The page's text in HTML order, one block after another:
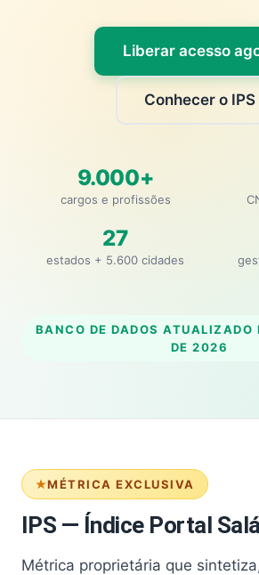
Liberar acesso
Conhecer o IPS
9.000+
cargos e profissões
27
estados + 5.600 cidades
BANCO DE DADOS ATUALIZADO
DE 2026
MÉTRICA EXCLUSIVA
IPS — Índice Portal
Métrica proprietária que